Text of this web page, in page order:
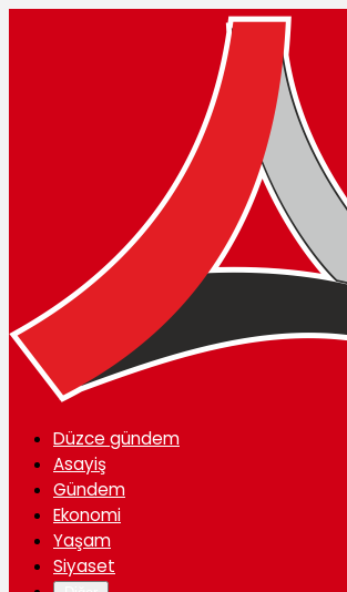
Düzce gündem
Asayiş
Gündem
Ekonomi
Yaşam
Siyaset